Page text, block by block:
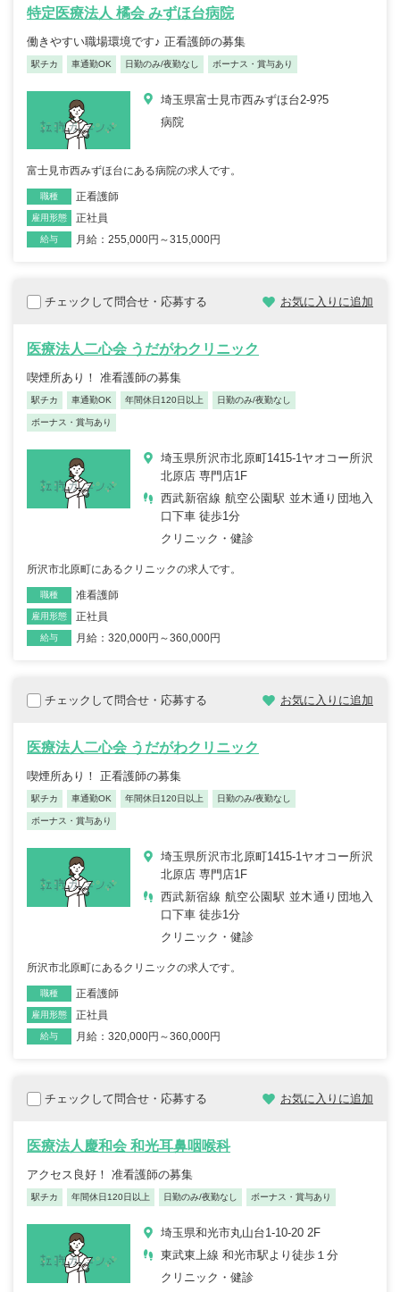
特定医療法人 橘会 みずほ台病院
働きやすい職場環境です♪ 正看護師の募集
駅チカ 車通勤OK 日勤のみ/夜勤なし ボーナス・賞与あり
埼玉県富士見市西みずほ台2-9?5
病院
富士見市西みずほ台にある病院の求人です。
職種 正看護師
雇用形態 正社員
給与 月給：255,000円～315,000円
チェックして問合せ・応募する お気に入りに追加
医療法人二心会 うだがわクリニック
喫煙所あり！ 准看護師の募集
駅チカ 車通勤OK 年間休日120日以上 日勤のみ/夜勤なし
ボーナス・賞与あり
埼玉県所沢市北原町1415-1ヤオコー所沢
北原店 専門店1F
西武新宿線 航空公園駅 並木通り団地入
口下車 徒歩1分
クリニック・健診
所沢市北原町にあるクリニックの求人です。
職種 准看護師
雇用形態 正社員
給与 月給：320,000円～360,000円
チェックして問合せ・応募する お気に入りに追加
医療法人二心会 うだがわクリニック
喫煙所あり！ 正看護師の募集
駅チカ 車通勤OK 年間休日120日以上 日勤のみ/夜勤なし
ボーナス・賞与あり
埼玉県所沢市北原町1415-1ヤオコー所沢
北原店 専門店1F
西武新宿線 航空公園駅 並木通り団地入
口下車 徒歩1分
クリニック・健診
所沢市北原町にあるクリニックの求人です。
職種 正看護師
雇用形態 正社員
給与 月給：320,000円～360,000円
チェックして問合せ・応募する お気に入りに追加
医療法人慶和会 和光耳鼻咽喉科
アクセス良好！ 准看護師の募集
駅チカ 年間休日120日以上 日勤のみ/夜勤なし ボーナス・賞与あり
埼玉県和光市丸山台1-10-20 2F
東武東上線 和光市駅より徒歩１分
クリニック・健診